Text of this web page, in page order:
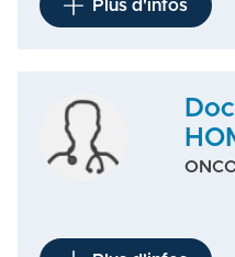
Plus d'infos